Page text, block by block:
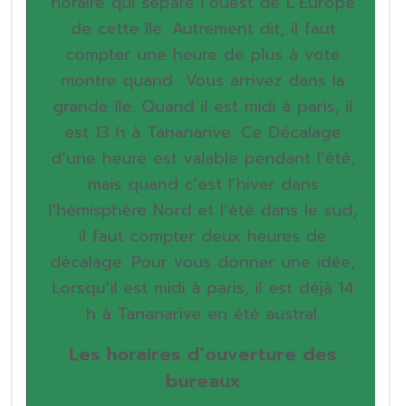
de cette île. Autrement dit, il faut
compter une heure de plus à vote
montre quand Vous arrivez dans la
grande île. Quand il est midi à paris, il
est 13 h à Tananarive. Ce Décalage
d’une heure est valable pendant l’été,
mais quand c’est l’hiver dans
l’hémisphère Nord et l’été dans le sud,
il faut compter deux heures de
décalage. Pour vous donner une idée,
Lorsqu’il est midi à paris, il est déjà 14
h à Tananarive en été austral.
Les horaires d’ouverture des
bureaux